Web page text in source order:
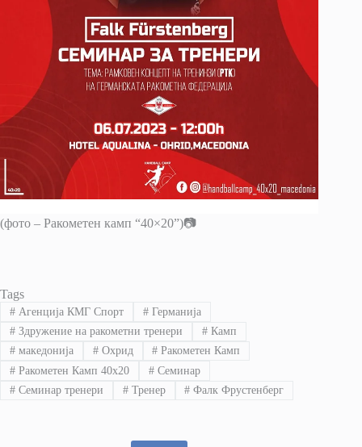
(фото – Ракометен камп “40×20”)📷
Tags
#Агенција КМГ Спорт #Германија
#Здружение на ракометни тренери #Камп
#македонија #Охрид # Ракометен Камп
#Ракометен Камп 40x20 #Семинар
#Семинар тренери #Тренер # Фалк Фрустенберг